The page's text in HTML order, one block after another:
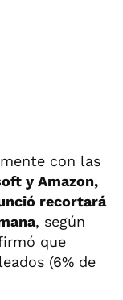
con las
y Amazon,
recortará
, según
que
(6% de